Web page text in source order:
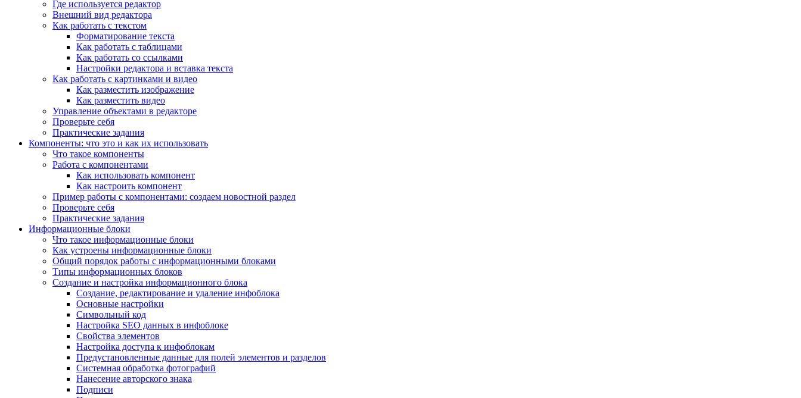
Где используется редактор
Внешний вид редактора
Как работать с текстом
Форматирование текста
Как работать с таблицами
Как работать со ссылками
Настройки редактора и вставка текста
Как работать с картинками и видео
Как разместить изображение
Как разместить видео
Управление объектами в редакторе
Проверьте себя
Практические задания
Компоненты: что это и как их использовать
Что такое компоненты
Работа с компонентами
Как использовать компонент
Как настроить компонент
Пример работы с компонентами: создаем новостной раздел
Проверьте себя
Практические задания
Информационные блоки
Что такое информационные блоки
Как устроены информационные блоки
Общий порядок работы с информационными блоками
Типы информационных блоков
Создание и настройка информационного блока
Создание, редактирование и удаление инфоблока
Основные настройки
Символьный код
Настройка SEO данных в инфоблоке
Свойства элементов
Настройка доступа к инфоблокам
Предустановленные данные для полей элементов и разделов
Системная обработка фотографий
Нанесение авторского знака
Подписи